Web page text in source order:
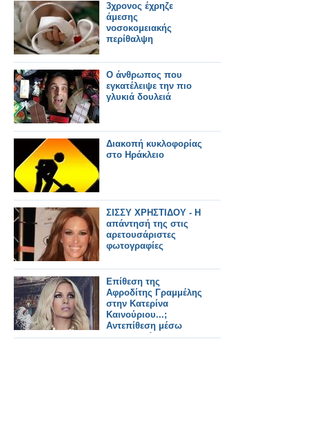
3χρονος έχρηζε
άμεσης
νοσοκομειακής
περίθαλψη
Ο άνθρωπος που
εγκατέλειψε την πιο
γλυκιά δουλειά
Διακοπή κυκλοφορίας
στο Ηράκλειο
ΣΙΣΣΥ ΧΡΗΣΤΙΔΟΥ - Η
απάντησή της στις
αρετουσάριστες
φωτογραφίες
Επίθεση της
Αφροδίτης Γραμμέλης
στην Κατερίνα
Καινούριου...;
Αντεπίθεση μέσω
twitter από την